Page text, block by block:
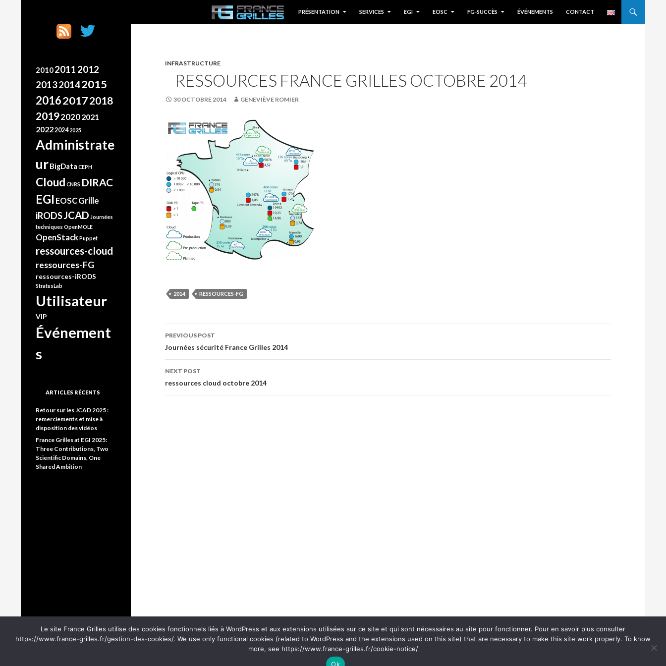
PRÉSENTATION
SERVICES EGI EOSC FG-SUCCÈS ÉVÉNEMENTS CONTACT
INFRASTRUCTURE
RESSOURCES FRANCE GRILLES OCTOBRE 2014
30 OCTOBRE 2014 GENEVIÈVE ROMIER
2014 RESSOURCES-FG
Post
navigation
PREVIOUS POST
Journées sécurité France Grilles 2014
NEXT POST
ressources cloud octobre 2014
Going the extra mile
20102011 2012
201320142015
201620172018
201920202021
20222024 2025
Administrate
urBigData CEPH
Cloud CNRS DIRAC
EGI EOSCGrille
iRODSJCAD Journées
techniques OpenMOLE
OpenStackPuppet
ressources-cloud
ressources-FG
ressources-iRODS
StratusLab
Utilisateur
VIP
Événement
s
ARTICLES RÉCENTS
Retour sur les JCAD 2025 :
remerciements et mise à
disposition des vidéos
France Grilles at EGI 2025:
Three Contributions, Two
Scientific Domains, One
Shared Ambition
Le site France Grilles utilise des cookies fonctionnels liés à WordPress et aux extensions utilisées sur ce site et qui sont nécessaires au site pour fonctionner. Pour en savoir plus consulter
https://www.france-grilles.fr/gestion-des-cookies/. We use only functional cookies (related to WordPress and the extensions used on this site) that are necessary to make this site work properly. To know
more, see https://www.france-grilles.fr/cookie-notice/
Ok